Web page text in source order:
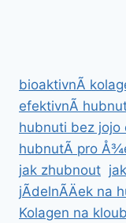
bioaktivnÃ­
efektivnÃ­
hubnuti bez jojo
hubnutÃ­ pro
jak zhubnout
jÃ­delnÃ­Äek na
Kolagen na